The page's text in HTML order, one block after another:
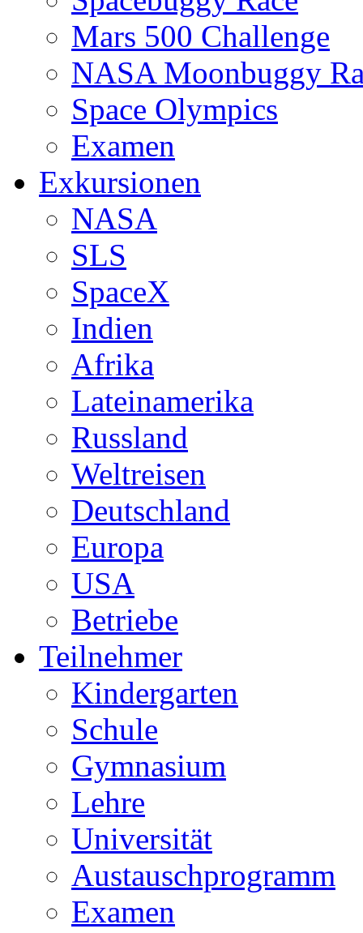
Mars 500 Challenge
NASA Moonbuggy
Space Olympics
Examen
Exkursionen
NASA
SLS
SpaceX
Indien
Afrika
Lateinamerika
Russland
Weltreisen
Deutschland
Europa
USA
Betriebe
Teilnehmer
Kindergarten
Schule
Gymnasium
Lehre
Universität
Austauschprogramm
Examen